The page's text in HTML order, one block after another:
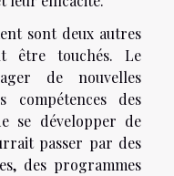
sont deux autres
être touchés. Le
de nouvelles
compétences des
se développer de
passer par des
des programmes